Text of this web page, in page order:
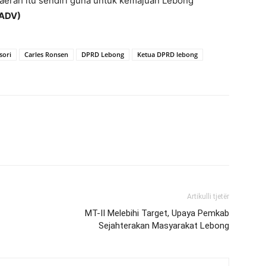
Carles Ronsen DPRD Lebong Ketua DPRD lebong
Artikulli tjetër
MT-II Melebihi Target, Upaya Pemkab
Sejahterakan Masyarakat Lebong